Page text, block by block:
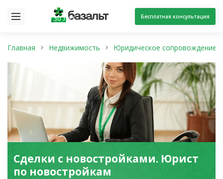
30 лет Бесплатная консультация
Главная Недвижимость Юридическое сопровождение
Сделки с новостройками. Юрист
по новостройкам